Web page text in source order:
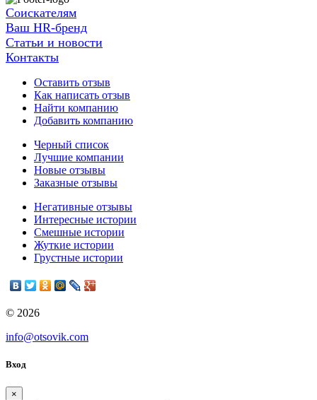
Соискателям
Ваш HR-бренд
Статьи и новости
Контакты
Оставить отзыв
Как написать отзыв
Найти компанию
Добавить компанию
Черный список
Лучшие компании
Новые отзывы
Заказные отзывы
Негативные отзывы
Интересные истории
Смешные истории
Жуткие истории
Грустные истории
© 2026
info@otsovik.com
Вход
×